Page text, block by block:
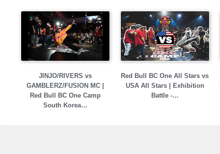
JINJO/RIVERS vs
GAMBLERZ/FUSION MC |
Red Bull BC One Camp
South Korea…
Red Bull BC One All Stars vs
USA All Stars | Exhibition
Battle -…